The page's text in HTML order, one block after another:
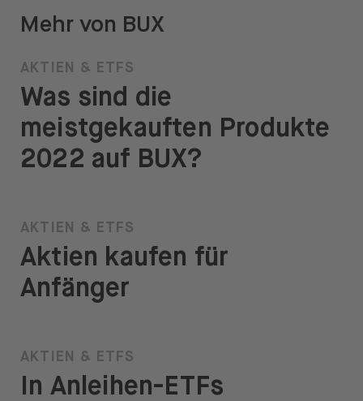
Mehr von BUX
AKTIEN & ETFS
Was sind die
meistgekauften Produkte
2022 auf BUX?
AKTIEN & ETFS
Aktien kaufen für
Anfänger
AKTIEN & ETFS
In Anleihen-ETFs